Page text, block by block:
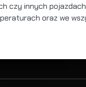
czy innych
oraz we